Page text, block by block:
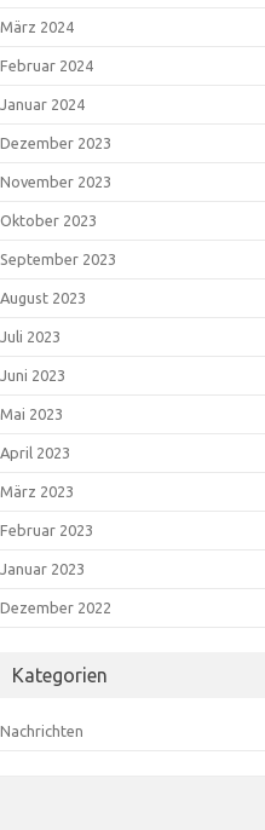
März 2024
Februar 2024
Januar 2024
Dezember 2023
November 2023
Oktober 2023
September 2023
August 2023
Juli 2023
Juni 2023
Mai 2023
April 2023
März 2023
Februar 2023
Januar 2023
Dezember 2022
Kategorien
Nachrichten